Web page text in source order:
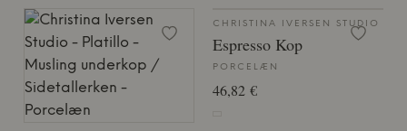
CHRISTINA IVERSEN STUDIO
Espresso Kop
PORCELÆN
46,82 €